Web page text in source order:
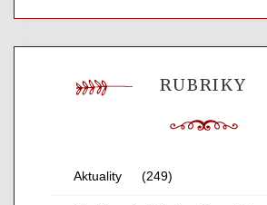
RUBRIKY
Aktuality (249)